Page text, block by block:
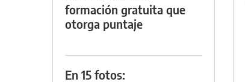
formación gratuita que
otorga puntaje
En 15 fotos: